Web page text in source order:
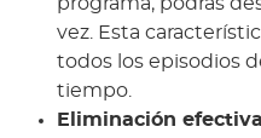
vez. Esta
todos los episodios
tiempo.
Eliminación